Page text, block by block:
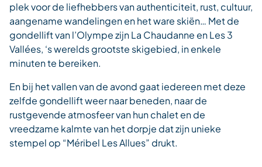
plek voor de liefhebbers van authenticiteit, rust, cultuur,
aangename wandelingen en het ware skiën… Met de
gondellift van l’Olympe zijn La Chaudanne en Les 3
Vallées, ‘s werelds grootste skigebied, in enkele
minuten te bereiken.
En bij het vallen van de avond gaat iedereen met deze
zelfde gondellift weer naar beneden, naar de
rustgevende atmosfeer van hun chalet en de
vreedzame kalmte van het dorpje dat zijn unieke
stempel op “Méribel Les Allues” drukt.